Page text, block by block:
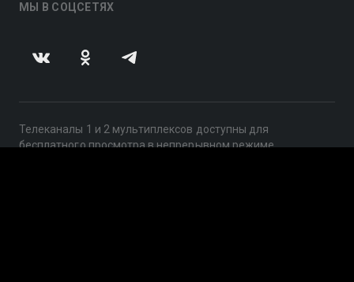
МЫ В СОЦСЕТЯХ
Телеканалы 1 и 2 мультиплексов доступны для
бесплатного просмотра в непрерывном режиме,